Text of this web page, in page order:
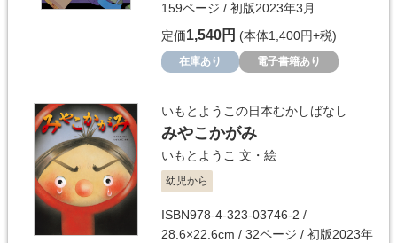
159ページ / 初版2023年3月
定価1,540円 (本体1,400円+税)
在庫あり 電子書籍あり
いもとようこの日本むかしばなし
みやこかがみ
いもとようこ 文・絵
幼児から
ISBN978-4-323-03746-2 /
28.6×22.6cm / 32ページ / 初版2023年